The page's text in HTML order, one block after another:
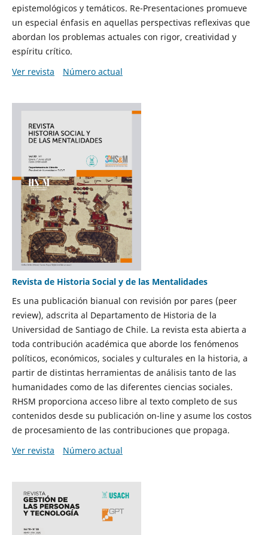
epistemológicos y temáticos. Re-Presentaciones promueve
un especial énfasis en aquellas perspectivas reflexivas que
abordan los problemas actuales con rigor, creatividad y
espíritu crítico.
Ver revista
Número actual
Revista de Historia Social y de las Mentalidades
Es una publicación bianual con revisión por pares (peer
review), adscrita al Departamento de Historia de la
Universidad de Santiago de Chile. La revista esta abierta a
toda contribución académica que aborde los fenómenos
políticos, económicos, sociales y culturales en la historia, a
partir de distintas herramientas de análisis tanto de las
humanidades como de las diferentes ciencias sociales.
RHSM proporciona acceso libre al texto completo de sus
contenidos desde su publicación on-line y asume los costos
de procesamiento de las contribuciones que propaga.
Ver revista
Número actual